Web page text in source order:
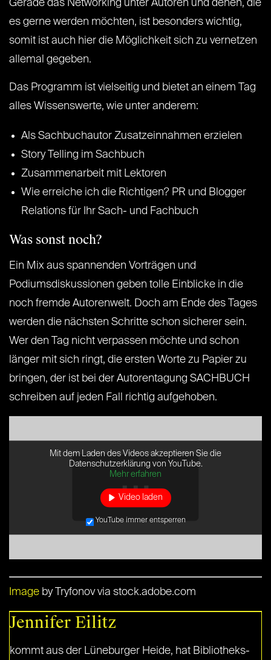
Gerade das Networking unter Autoren und denen, die
es gerne werden möchten, ist besonders wichtig,
somit ist auch hier die Möglichkeit sich zu vernetzen
allemal gegeben.
Das Programm ist vielseitig und bietet an einem Tag
alles Wissenswerte, wie unter anderem:
Als Sachbuchautor Zusatzeinnahmen erzielen
Story Telling im Sachbuch
Zusammenarbeit mit Lektoren
Wie erreiche ich die Richtigen? PR und Blogger
Relations für Ihr Sach- und Fachbuch
Was sonst noch?
Ein Mix aus spannenden Vorträgen und
Podiumsdiskussionen geben tolle Einblicke in die
noch fremde Autorenwelt. Doch am Ende des Tages
werden die nächsten Schritte schon sicherer sein.
Wer den Tag nicht verpassen möchte und schon
länger mit sich ringt, die ersten Worte zu Papier zu
bringen, der ist bei der Autorentagung SACHBUCH
schreiben auf jeden Fall richtig aufgehoben.
Mit dem Laden des Videos akzeptieren Sie die
Datenschutzerklärung von YouTube.
Mehr erfahren
Video laden
YouTube immer entsperren
Image by Tryfonov via stock.adobe.com
Jennifer Eilitz
kommt aus der Lüneburger Heide, hat Bibliotheks-